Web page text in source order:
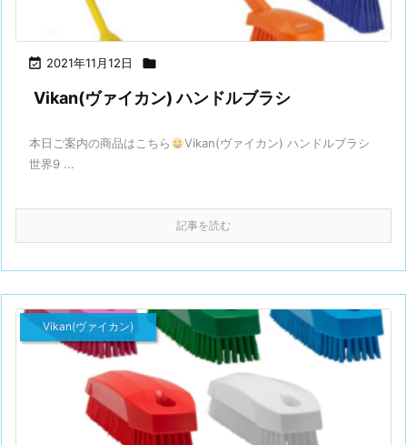
 2021年11月12日 
Vikan(ヴァイカン) ハンドルブラシ
本日ご案内の商品はこちら
Vikan(ヴァイカン) ハンドルブラシ
世界9 ...
記事を読む
Vikan(ヴァイカン)